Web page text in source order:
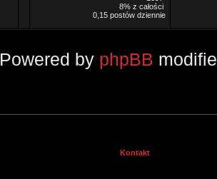
8% z całości
0,15 postów dziennie
Powered by phpBB
Kontakt